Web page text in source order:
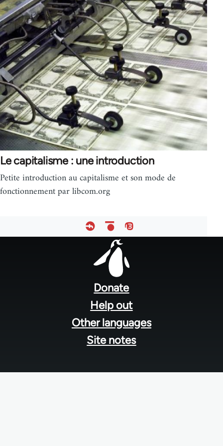
Le capitalisme : une introduction
Petite introduction au capitalisme et son mode de
fonctionnement par libcom.org
Donate
Help out
Other languages
Site notes